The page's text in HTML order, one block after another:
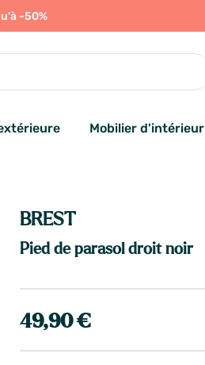
-50%
Mobilier d'intérieur
BREST
Pied de parasol droit noir
49,90 €